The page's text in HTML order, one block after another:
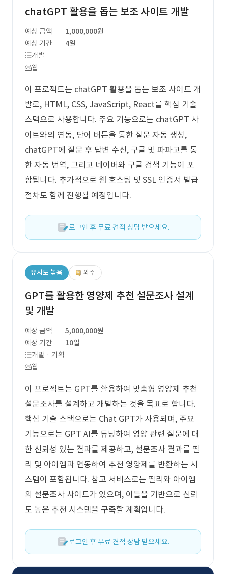
chatGPT 활용을 돕는 보조 사이트 개발
예상 금액
1,000,000원
예상 기간
4일
개발
웹
이 프로젝트는 chatGPT 활용을 돕는 보조 사이트 개
발로, HTML, CSS, JavaScript, React를 핵심 기술
스택으로 사용합니다. 주요 기능으로는 chatGPT 사
이트와의 연동, 단어 버튼을 통한 질문 자동 생성,
chatGPT에 질문 후 답변 수신, 구글 및 파파고를 통
한 자동 번역, 그리고 네이버와 구글 검색 기능이 포
함됩니다. 추가적으로 웹 호스팅 및 SSL 인증서 발급
절차도 함께 진행될 예정입니다.
로그인 후 무료 견적 상담 받으세요.
유사도 높음 외주
GPT를 활용한 영양제 추천 설문조사 설계
및 개발
예상 금액
5,000,000원
예상 기간
10일
개발 · 기획
웹
이 프로젝트는 GPT를 활용하여 맞춤형 영양제 추천
설문조사를 설계하고 개발하는 것을 목표로 합니다.
핵심 기술 스택으로는 Chat GPT가 사용되며, 주요
기능으로는 GPT AI를 튜닝하여 영양 관련 질문에 대
한 신뢰성 있는 결과를 제공하고, 설문조사 결과를 필
리 및 아이엠과 연동하여 추천 영양제를 반환하는 시
스템이 포함됩니다. 참고 서비스로는 필리와 아이엠
의 설문조사 사이트가 있으며, 이들을 기반으로 신뢰
도 높은 추천 시스템을 구축할 계획입니다.
로그인 후 무료 견적 상담 받으세요.